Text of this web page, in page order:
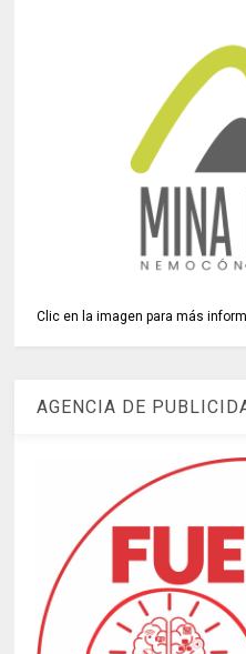
Clic en la imagen para más
AGENCIA DE